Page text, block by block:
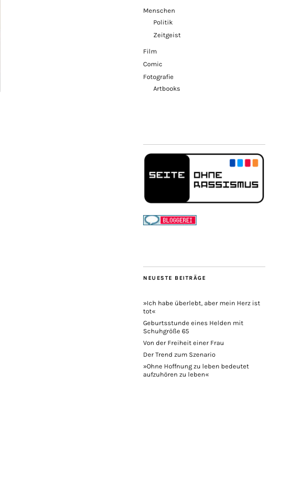
Menschen
Politik
Zeitgeist
Film
Comic
Fotografie
Artbooks
NEUESTE BEITRÄGE
»Ich habe überlebt, aber mein Herz ist
tot«
Geburtsstunde eines Helden mit
Schuhgröße 65
Von der Freiheit einer Frau
Der Trend zum Szenario
»Ohne Hoffnung zu leben bedeutet
aufzuhören zu leben«